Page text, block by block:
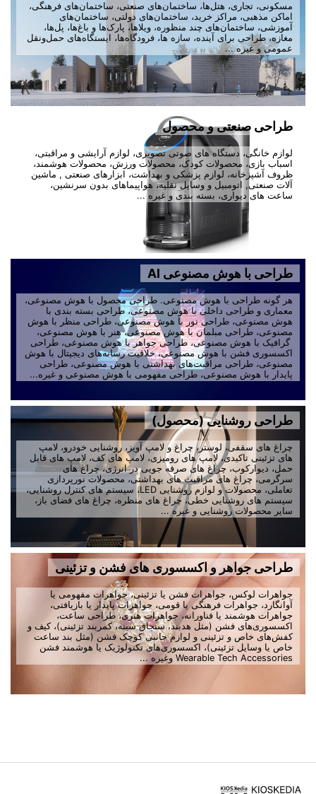
مسکونی، تجاری، هتل‌ها، ساختمان‌های صنعتی، ساختمان‌های فرهنگی،
اماکن مذهبی، مراکز خرید، ساختمان‌های دولتی، ساختمان‌های
آموزشی، ساختمان‌های چند منظوره، ویلاها، پارک‌ها و باغ‌ها، پل‌ها،
مغازه، طراحی برای آینده، سازه ها، فرودگاه‌ها، ایستگاه‌های حمل‌ونقل
عمومی و غیره ...
طراحی صنعتی و محصول
لوازم خانگی، دستگاه های صوتی تصویری، لوازم آرایشی و مراقبتی،
اسباب بازی، محصولات کودک، محصولات ورزش، محصولات هوشمند،
ظروف آشپزخانه، لوازم پزشکی و بهداشت، ابزارهای صنعتی , ماشین
آلات صنعتی, اتومبیل و وسایل نقلیه، هواپیماهای بدون سرنشین،
ساعت های دیواری، بسته بندی و غیره ...
طراحی با هوش مصنوعی AI
هر گونه طراحی با هوش مصنوعی. طراحی محصول با هوش مصنوعی،
معماری و طراحی داخلی با هوش مصنوعی، طراحی بسته بندی با
هوش مصنوعی، طراحی نور با هوش مصنوعی، طراحی منظر با هوش
مصنوعی، طراحی مبلمان با هوش مصنوعی، هنر با هوش مصنوعی،
گرافیک با هوش مصنوعی، طراحی جواهر با هوش مصنوعی، طراحی
اکسسوری فشن با هوش مصنوعی، خلاقیت رسانه‌های دیجیتال با هوش
مصنوعی، طراحی مراقبت‌های بهداشتی با هوش مصنوعی، طراحی
پایدار با هوش مصنوعی، طراحی مفهومی با هوش مصنوعی و غیره...
طراحی روشنایی (محصول)
چراغ های سقفی، لوستر، چراغ و لامپ آویز، روشنایی خودرو، لامپ
های تزئینی تاکیدی، لامپ های رومیزی، لامپ های کف، لامپ های قابل
حمل، دیوارکوب، چراغ های صرفه جویی در انرژی، چراغ های
سرگرمی، چراغ های مراقبت های بهداشتی، محصولات نورپردازی
تعاملی، محصولات و لوازم روشنایی LED، سیستم های کنترل روشنایی،
سیستم های روشنایی خطی، چراغ های منظره، چراغ های فضای باز،
سایر محصولات روشنایی و غیره ...
طراحی جواهر و اکسسوری های فشن و تزئینی
جواهرات لوکس، جواهرات فشن یا تزئینی، جواهرات مفهومی یا
آوانگارد، جواهرات فرهنگی یا قومی، جواهرات پایدار یا بازیافتی،
جواهرات هوشمند یا فناورانه، جواهرات هنری، طراحی ساعت،
اکسسوری‌های فشن (مثل هدبند، سنجاق سینه، کمربند تزئینی)، کیف و
کفش‌های خاص و تزئینی و لوازم جانبی کوچک فشن (مثل بند ساعت
خاص یا وسایل تزئینی)، اکسسوری‌های تکنولوژیک یا هوشمند فشن
Wearable Tech Accessories وغیره ...